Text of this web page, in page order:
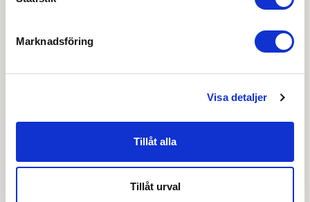
Marknadsföring
Visa detaljer
Tillåt alla
Tillåt urval
EPD-deklaration
OBS:Vi reserverar oss för att det kan finnas
uppdaterade dokument hos leverantören. Vi jobbar